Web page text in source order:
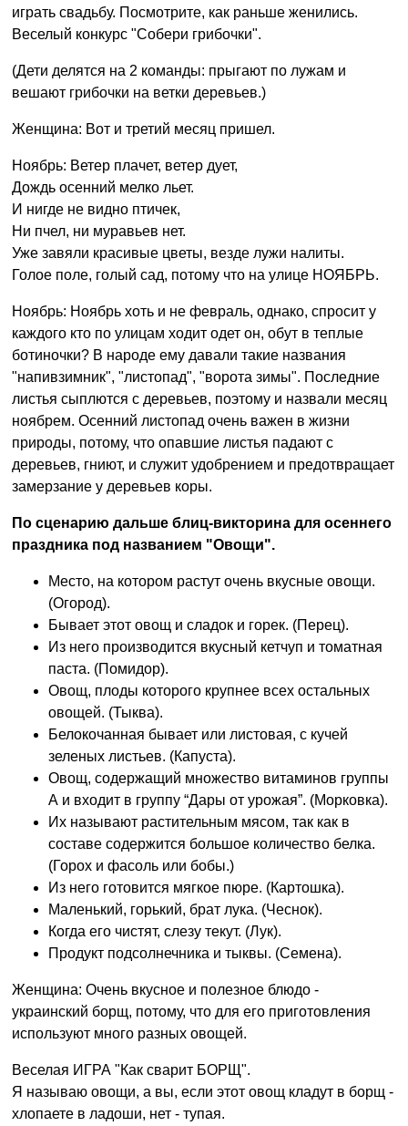
играть свадьбу. Посмотрите, как раньше женились.
Веселый конкурс "Собери грибочки".
(Дети делятся на 2 команды: прыгают по лужам и
вешают грибочки на ветки деревьев.)
Женщина: Вот и третий месяц пришел.
Ноябрь: Ветер плачет, ветер дует,
Дождь осенний мелко льет.
И нигде не видно птичек,
Ни пчел, ни муравьев нет.
Уже завяли красивые цветы, везде лужи налиты.
Голое поле, голый сад, потому что на улице НОЯБРЬ.
Ноябрь: Ноябрь хоть и не февраль, однако, спросит у
каждого кто по улицам ходит одет он, обут в теплые
ботиночки? В народе ему давали такие названия
"напивзимник", "листопад", "ворота зимы". Последние
листья сыплются с деревьев, поэтому и назвали месяц
ноябрем. Осенний листопад очень важен в жизни
природы, потому, что опавшие листья падают с
деревьев, гниют, и служит удобрением и предотвращает
замерзание у деревьев коры.
По сценарию дальше блиц-викторина для осеннего
праздника под названием "Овощи".
Место, на котором растут очень вкусные овощи.
(Огород).
Бывает этот овощ и сладок и горек. (Перец).
Из него производится вкусный кетчуп и томатная
паста. (Помидор).
Овощ, плоды которого крупнее всех остальных
овощей. (Тыква).
Белокочанная бывает или листовая, с кучей
зеленых листьев. (Капуста).
Овощ, содержащий множество витаминов группы
А и входит в группу “Дары от урожая”. (Морковка).
Их называют растительным мясом, так как в
составе содержится большое количество белка.
(Горох и фасоль или бобы.)
Из него готовится мягкое пюре. (Картошка).
Маленький, горький, брат лука. (Чеснок).
Когда его чистят, слезу текут. (Лук).
Продукт подсолнечника и тыквы. (Семена).
Женщина: Очень вкусное и полезное блюдо -
украинский борщ, потому, что для его приготовления
используют много разных овощей.
Веселая ИГРА "Как сварит БОРЩ".
Я называю овощи, а вы, если этот овощ кладут в борщ -
хлопаете в ладоши, нет - тупая.